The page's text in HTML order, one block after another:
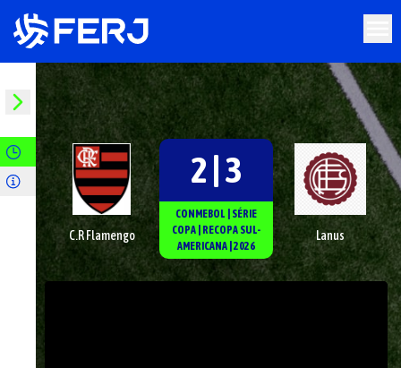
C.R Flamengo
2 | 3
CONMEBOL
SÉRIE
COPA
RECOPA SUL-
AMERICANA 2026
Lanus